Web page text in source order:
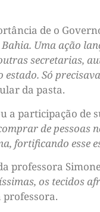
de o
Uma ação
secretarias,
Só
da pasta.
a participação de
de pessoas
fortificando esse
professora
os tecidos